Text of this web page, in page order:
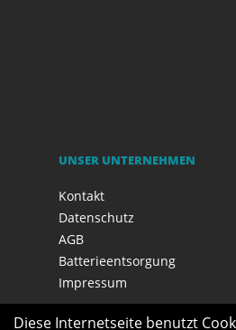
UNSER UNTERNEHMEN
Kontakt
Datenschutz
AGB
Batterieentsorgung
Impressum
Diese Internetseite benutzt